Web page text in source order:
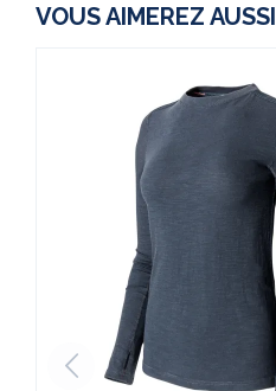
VOUS AIMEREZ AUSSI